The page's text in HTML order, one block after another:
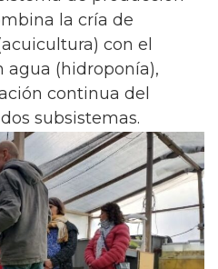
la cría de
con el
agua (hidroponía),
continua del
subsistemas.